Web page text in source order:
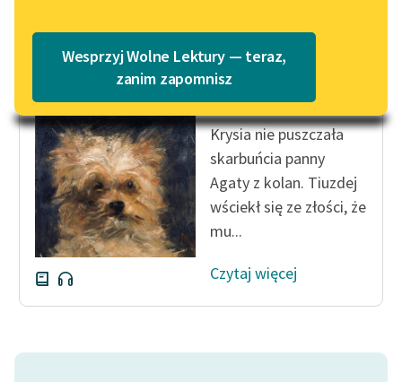
Lektury szkolne i klasyka
literatury do słuchania dla
uczennic i uczniów z
niepełnosprawnościami
E-kolekcja lektur
szkolnych i literatury do
słuchania dla uczennic i
uczniów z
niepełnosprawnościami
Feministyczne inspiracje.
feministycznej
Katalog w formacie PDF
Wesprzyj Wolne Lektury — teraz,
zanim zapomnisz
Puc, Bursztyn i
goście
Krysia nie puszczała
skarbuńcia panny
Agaty z kolan. Tiuzdej
wściekł się ze złości, że
mu...
Czytaj więcej